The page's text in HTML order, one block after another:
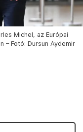
Michel, az Európai
– Fotó: Dursun Aydemir